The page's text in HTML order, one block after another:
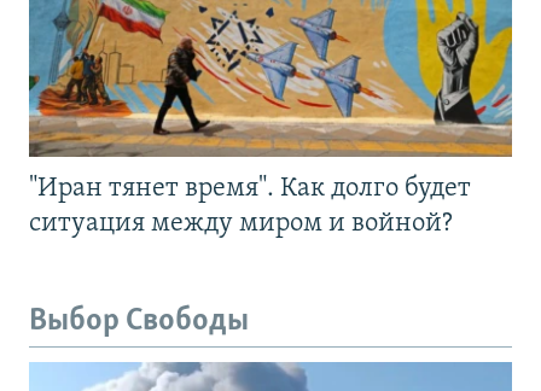
"Иран тянет время". Как долго будет
ситуация между миром и войной?
Выбор Свободы